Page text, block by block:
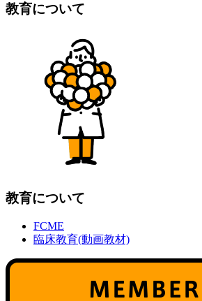
教育について
教育について
FCME
臨床教育(動画教材)